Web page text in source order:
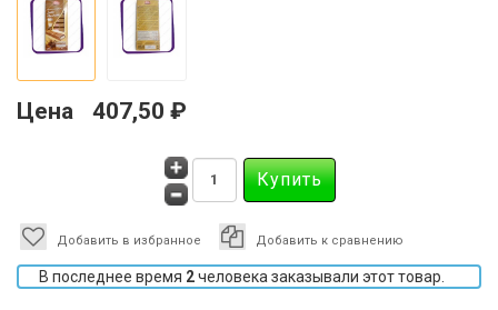
Цена 407,50 ₽
Добавить в избранное Добавить к сравнению
В последнее время 2человека заказывали этот товар.